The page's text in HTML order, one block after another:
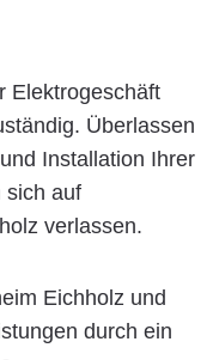
Elektrogeschäft
Überlassen
Installation Ihrer
sich auf
verlassen.
Eichholz und
durch ein